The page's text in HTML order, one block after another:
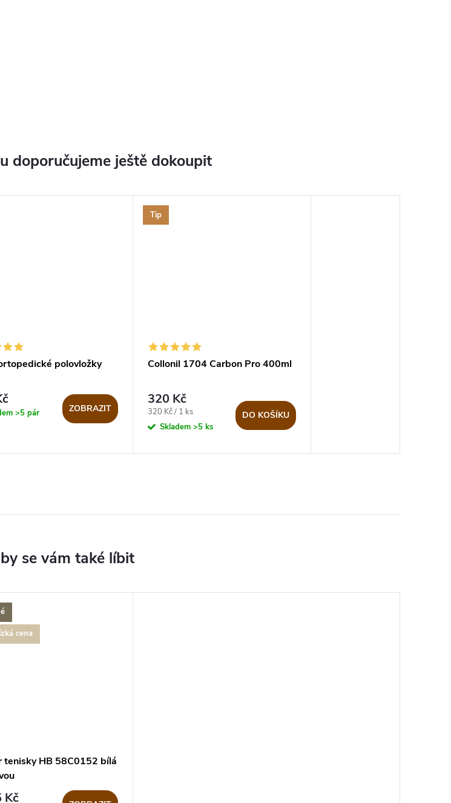
doporučujeme ještě dokoupit
polovložky
>5 pár ZOBRAZIT
Tip
Collonil 1704 Carbon Pro 400ml
320 Kč
Měrná
cena:
320 Kč / 1 ks
Skladem >5 ks
DO KOŠÍKU
cena
HB 58C0152 bílá
Kč